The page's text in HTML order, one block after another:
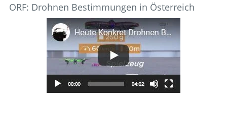
ORF: Drohnen Bestimmungen in Österreich